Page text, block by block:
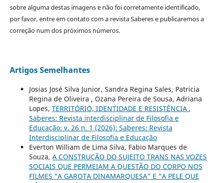
sobre alguma destas imagens e não foi corretamente identificado,
por favor, entre em contato com a revista Saberes e publicaremos a
correção num dos próximos números.
Artigos Semelhantes
Josias José Silva Junior, Sandra Regina Sales, Patricia
Regina de Oliveira , Ozana Pereira de Sousa, Adriana
Lopes, TERRITÓRIO, IDENTIDADE E RESISTÊNCIA ,
Saberes: Revista interdisciplinar de Filosofia e
Educação: v. 26 n. 1 (2026): Saberes: Revista
Interdisciplinar de Filosofia e Educação
Everton William de Lima Silva, Fabio Marques de
Souza, A CONSTRUÇÃO DO SUJEITO TRANS NAS VOZES
SOCIAIS QUE PERMEIAM A QUESTÃO DO CORPO NOS
FILMES “A GAROTA DINAMARQUESA” E “A PELE QUE